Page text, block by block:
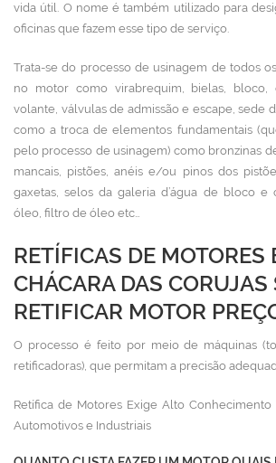
vida útil. O nome é também utilizado para
oficinas que fazem esse tipo de serviço.
Trata-se do processo de usinagem de todos
no motor como virabrequim, bielas, bloco,
volante, válvulas de admissão e escape, sede
como a troca de elementos fundamentais
pelo processo de usinagem) como bronzinas
mancais, pistões, anéis e/ou pinos dos
gaxetas, selos da galeria d’água de bloco e
óleo, filtro de óleo etc…
RETÍFICAS DE MOTORES
CHÁCARA DAS CORUJAS
RETIFICAR MOTOR
O processo é feito por meio de máquinas
retificadoras), que permitam a precisão
Retífica de Motores Exige Alto
Automotivos e Industriais